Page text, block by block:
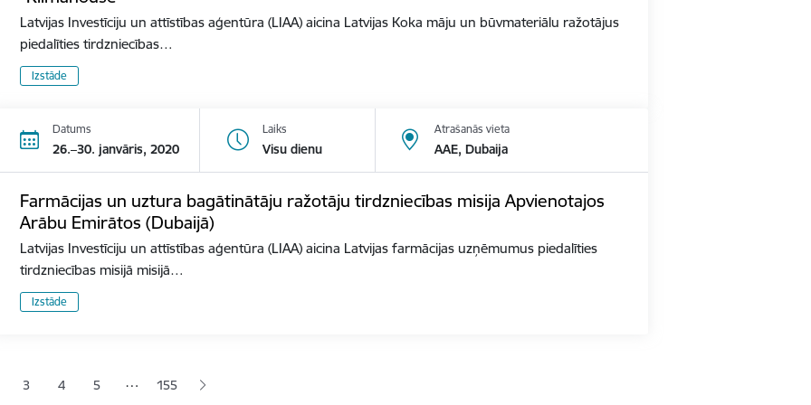
Latvijas Investīciju un attīstības aģentūra (LIAA) aicina Latvijas Koka māju un būvmateriālu ražotājus
piedalīties tirdzniecības…
Izstāde
Datums
26.–30. janvāris, 2020
Laiks
Visu dienu
Atrašanās vieta
AAE, Dubaija
Farmācijas un uztura bagātinātāju ražotāju tirdzniecības misija Apvienotajos
Arābu Emirātos (Dubaijā)
Latvijas Investīciju un attīstības aģentūra (LIAA) aicina Latvijas farmācijas uzņēmumus piedalīties
tirdzniecības misijā misijā…
Izstāde
lapaLapa
3 Lapa
4 Lapa
5 … 155